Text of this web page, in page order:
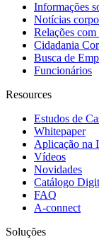
Informações
Notícias
Relações
Cidadania
Busca de
Funcionários
Resources
Estudos de
Whitepaper
Aplicação na
Vídeos
Novidades
Catálogo
FAQ
A-connect
Soluções